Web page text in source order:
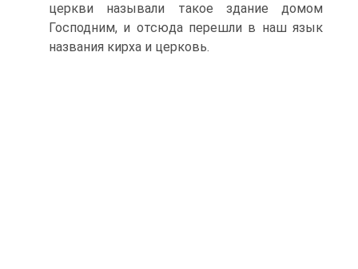
церкви называли такое здание домом
Господним, и отсюда перешли в наш язык
названия кирха и церковь.